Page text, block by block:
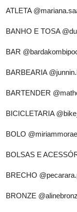
ATLETA
BANHO E TOSA
BAR
BARBEARIA
BARTENDER
BICICLETARIA
BOLO
BOLSAS E
BRECHO
BRONZE